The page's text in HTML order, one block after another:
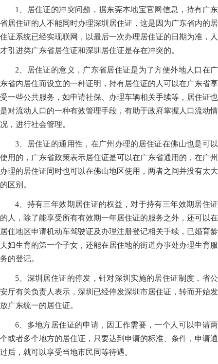
1、居住证的冲突问题，据东莞本地宝官网信息，持有广东
省居住证的人不能同时办理深圳居住证，这是因为广东省内的居
住证系统已经实现联网，以最后一次办理居住证的日期为准，人
才引进类广东省居住证和深圳居住证是存在冲突的。
2、居住证的意义，广东省居住证是为了方便外地人口在广
东省内居住而设立的一种证明，持有居住证的人可以在广东省享
受一些公共服务，如申请社保、办理车辆相关手续等，居住证也
是对流动人口的一种有效管理手段，有助于政府掌握人口流动情
况，进行社会管理。
3、居住证的通用性，在广州办理的居住证在佛山也是可以
使用的，广东省政策表示居住证是可以在广东省通用的，在广州
办理的居住证同时也可以在佛山地区使用，两者之间并没有太大
的区别。
4、持有三年效期居住证的权益，对于持有三年效期居住证
的人，除了能享受所有有效期一年居住证的服务之外，还可以在
居住地区申请机动车驾驶证及办理注册登记相关手续，已婚育龄
夫妇生育的第一个子女，还能在居住地的街道办事处办理生育服
务的登记。
5、深圳居住证的停发，针对深圳实施的居住证制度，省公
安厅有关负责人表示，深圳已经停发深圳市居住证，转而开始发
放广东统一的居住证。
6、多地方居住证的申请，因工作需要，一个人可以申请两
个或者多个地方的居住证，只要达到申请的标准、条件，申请通
过后，就可以享受当地市民同等待遇。